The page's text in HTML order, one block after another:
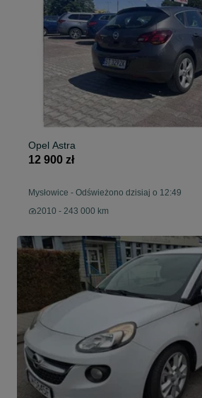
Opel Astra
12 900 zł
Mysłowice - Odświeżono dzisiaj o 12:49
2010 - 243 000 km